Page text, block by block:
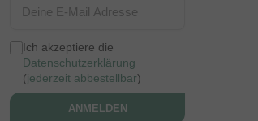
Ich akzeptiere die
Datenschutzerklärung
(jederzeit abbestellbar)
ANMELDEN